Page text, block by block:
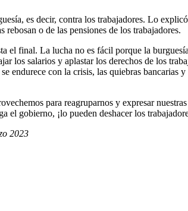
es decir, contra los trabajadores. Lo
rebosan o de las pensiones de los trabajadores.
el final. La lucha no es fácil porque la
los salarios y aplastar los derechos de los
endurece con la crisis, las quiebras
para reagruparnos y expresar
el gobierno, ¡lo pueden deshacer los
2023